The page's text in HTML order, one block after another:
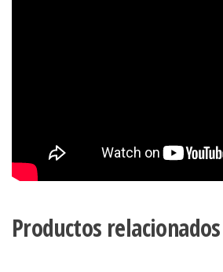
Productos relacionados